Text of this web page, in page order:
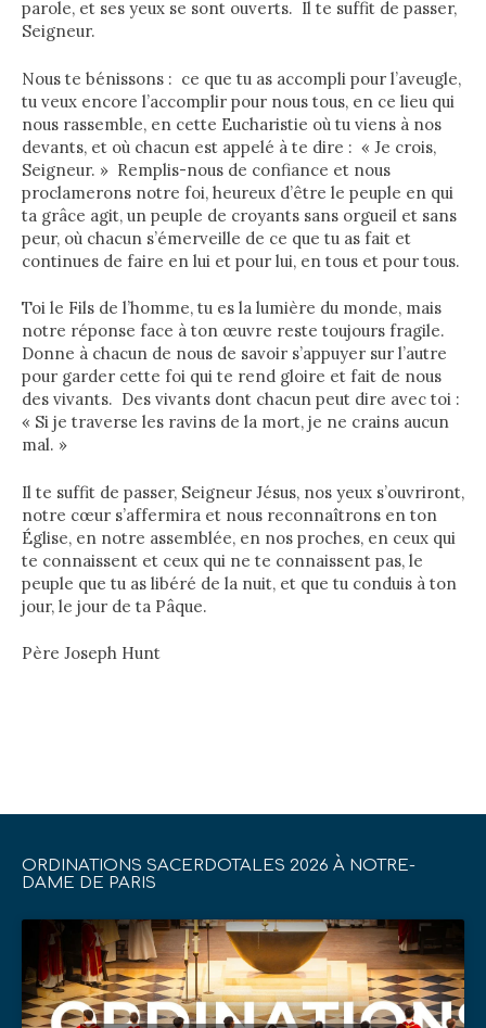
parole, et ses yeux se sont ouverts. Il te suffit de passer,
Seigneur.
Nous te bénissons : ce que tu as accompli pour l’aveugle,
tu veux encore l’accomplir pour nous tous, en ce lieu qui
nous rassemble, en cette Eucharistie où tu viens à nos
devants, et où chacun est appelé à te dire : « Je crois,
Seigneur. » Remplis-nous de confiance et nous
proclamerons notre foi, heureux d’être le peuple en qui
ta grâce agit, un peuple de croyants sans orgueil et sans
peur, où chacun s’émerveille de ce que tu as fait et
continues de faire en lui et pour lui, en tous et pour tous.
Toi le Fils de l’homme, tu es la lumière du monde, mais
notre réponse face à ton œuvre reste toujours fragile.
Donne à chacun de nous de savoir s’appuyer sur l’autre
pour garder cette foi qui te rend gloire et fait de nous
des vivants. Des vivants dont chacun peut dire avec toi :
« Si je traverse les ravins de la mort, je ne crains aucun
mal. »
Il te suffit de passer, Seigneur Jésus, nos yeux s’ouvriront,
notre cœur s’affermira et nous reconnaîtrons en ton
Église, en notre assemblée, en nos proches, en ceux qui
te connaissent et ceux qui ne te connaissent pas, le
peuple que tu as libéré de la nuit, et que tu conduis à ton
jour, le jour de ta Pâque.
Père Joseph Hunt
ORDINATIONS SACERDOTALES 2026 À NOTRE-
DAME DE PARIS